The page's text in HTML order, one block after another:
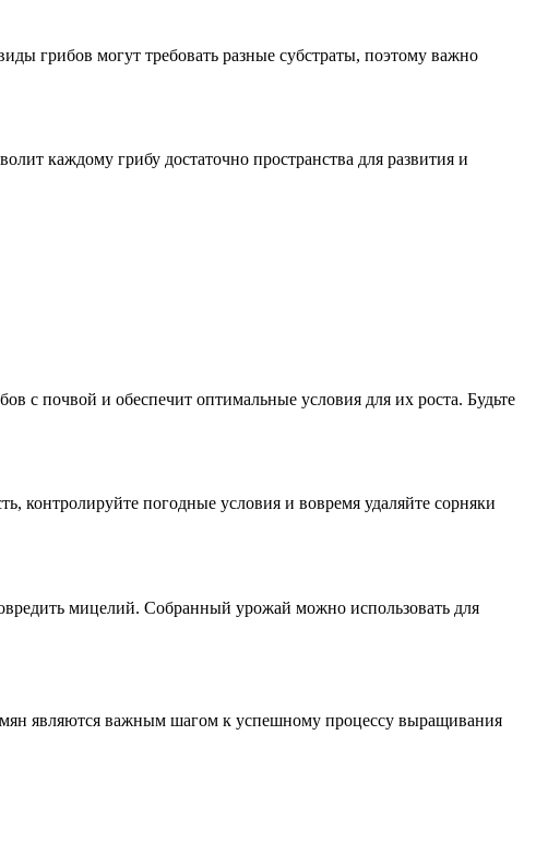
грибов могут требовать разные субстраты, поэтому важно
каждому грибу достаточно пространства для развития и
с почвой и обеспечит оптимальные условия для их роста. Будьте
контролируйте погодные условия и вовремя удаляйте сорняки
мицелий. Собранный урожай можно использовать для
являются важным шагом к успешному процессу выращивания